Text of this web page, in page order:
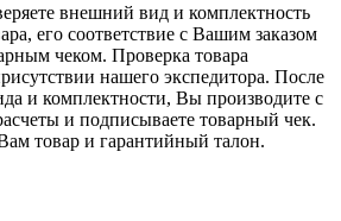
внешний вид и комплектность
его соответствие с Вашим заказом
чеком. Проверка товара
нашего экспедитора. После
и комплектности, Вы производите с
и подписываете товарный чек.
товар и гарантийный талон.